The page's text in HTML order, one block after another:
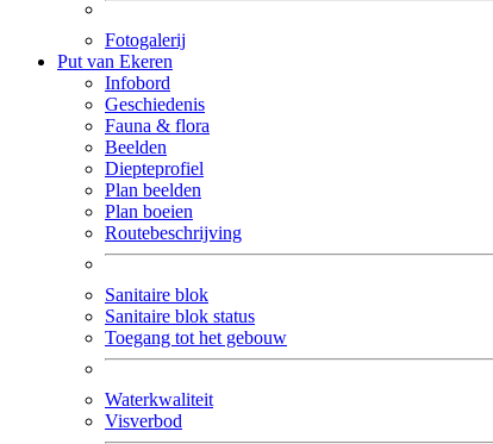
Fotogalerij
Put van Ekeren
Infobord
Geschiedenis
Fauna & flora
Beelden
Diepteprofiel
Plan beelden
Plan boeien
Routebeschrijving
Sanitaire blok
Sanitaire blok status
Toegang tot het gebouw
Waterkwaliteit
Visverbod